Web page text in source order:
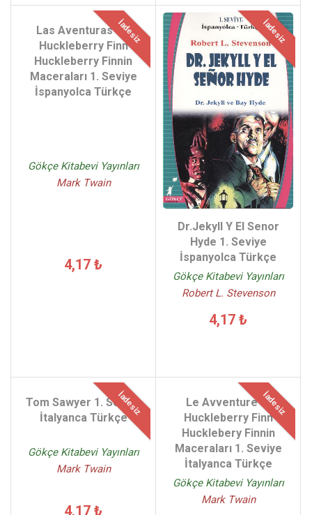
İadesiz
Las Aventuras De
Huckleberry Finn
Huckleberry Finnin
Maceraları 1. Seviye
İspanyolca Türkçe
Gökçe Kitabevi Yayınları
Mark Twain
4,17 ₺
İadesiz
Dr.Jekyll Y El Senor
Hyde 1. Seviye
İspanyolca Türkçe
Gökçe Kitabevi Yayınları
Robert L. Stevenson
4,17 ₺
İadesiz
Tom Sawyer 1. Seviye
İtalyanca Türkçe
Gökçe Kitabevi Yayınları
Mark Twain
4,17 ₺
İadesiz
Le Avventure Di
Huckleberry Finn
Hucklebery Finnin
Maceraları 1. Seviye
İtalyanca Türkçe
Gökçe Kitabevi Yayınları
Mark Twain